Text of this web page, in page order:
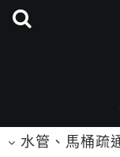
水管、馬桶疏